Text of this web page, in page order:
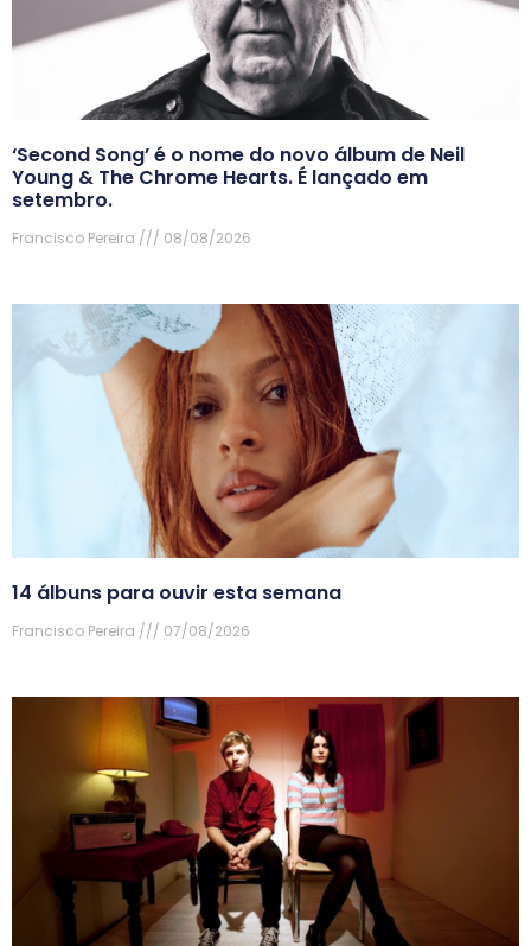
‘Second Song’ é o nome do novo álbum de Neil
Young & The Chrome Hearts. É lançado em
setembro.
Francisco Pereira 08/08/2026
14 álbuns para ouvir esta semana
Francisco Pereira 07/08/2026